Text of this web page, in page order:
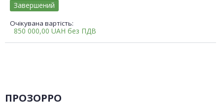
Очікувана вартість:
850 000,00 UAH без ПДВ
Завершений
ПРОЗОРРО